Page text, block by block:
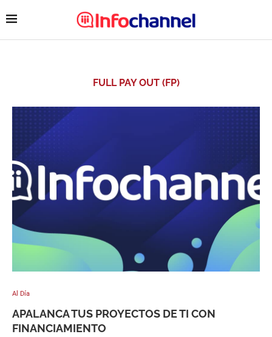
FULL PAY OUT (FP)
Al Día
APALANCA TUS PROYECTOS DE TI CON
FINANCIAMIENTO